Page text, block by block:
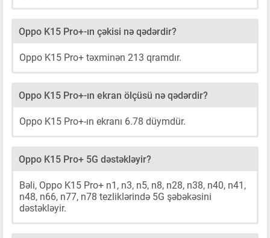
Oppo K15 Pro+-ın çəkisi nə qədərdir?
Oppo K15 Pro+ təxminən 213 qramdır.
Oppo K15 Pro+-ın ekran ölçüsü nə qədərdir?
Oppo K15 Pro+-ın ekranı 6.78 düymdür.
Oppo K15 Pro+ 5G dəstəkləyir?
Bəli, Oppo K15 Pro+ n1, n3, n5, n8, n28, n38, n40, n41,
n48, n66, n77, n78 tezliklərində 5G şəbəkəsini
dəstəkləyir.